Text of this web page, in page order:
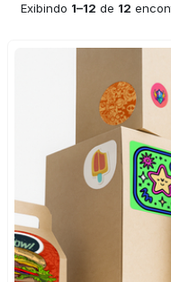
Exibindo 1–12 de 12